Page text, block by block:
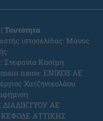
ιστοσελίδας: Μάνος
Στεφανία Κασίμη
name: ENIKOS AE
Χατζηνικολάου
ΑΕ
ΚΕΦΟΔΕ ΑΤΤΙΚΗΣ